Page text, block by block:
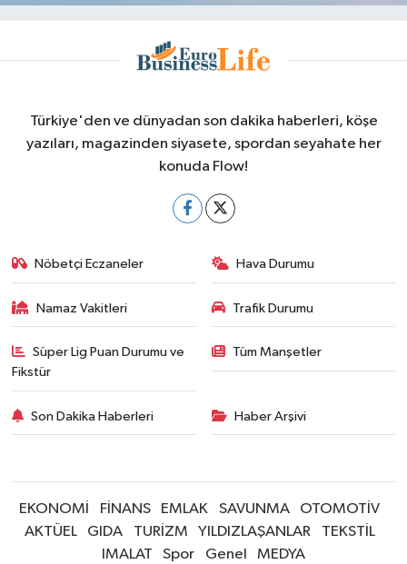
Türkiye'den ve dünyadan son dakika haberleri, köşe
yazıları, magazinden siyasete, spordan seyahate her
konuda Flow!
Nöbetçi Eczaneler Hava Durumu
Namaz Vakitleri Trafik Durumu
Süper Lig Puan Durumu ve
Fikstür
Tüm Manşetler
Son Dakika Haberleri Haber Arşivi
EKONOMİ FİNANS EMLAK SAVUNMA
OTOMOTİV
AKTÜEL
GIDA TURİZM YILDIZLAŞANLAR
TEKSTİL
IMALAT
Spor Genel MEDYA